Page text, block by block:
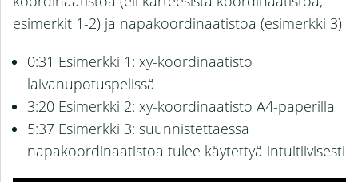
esimerkit 1-2) ja napakoordinaatistoa (esimerkki 3)
0:31 Esimerkki 1: xy-koordinaatisto
laivanupotuspelissä
3:20 Esimerkki 2: xy-koordinaatisto A4-paperilla
5:37 Esimerkki 3: suunnistettaessa
napakoordinaatistoa tulee käytettyä intuitiivisesti